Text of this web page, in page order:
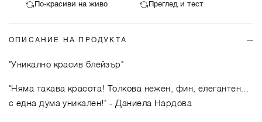
По-красиви на живо Преглед и тест
ОПИСАНИЕ НА ПРОДУКТА
"Уникално красив блейзър"
"Няма такава красота! Толкова нежен, фин, елегантен...
с една дума уникален!" - Даниела Нардова